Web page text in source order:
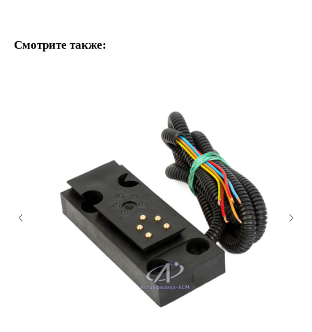
Смотрите также: